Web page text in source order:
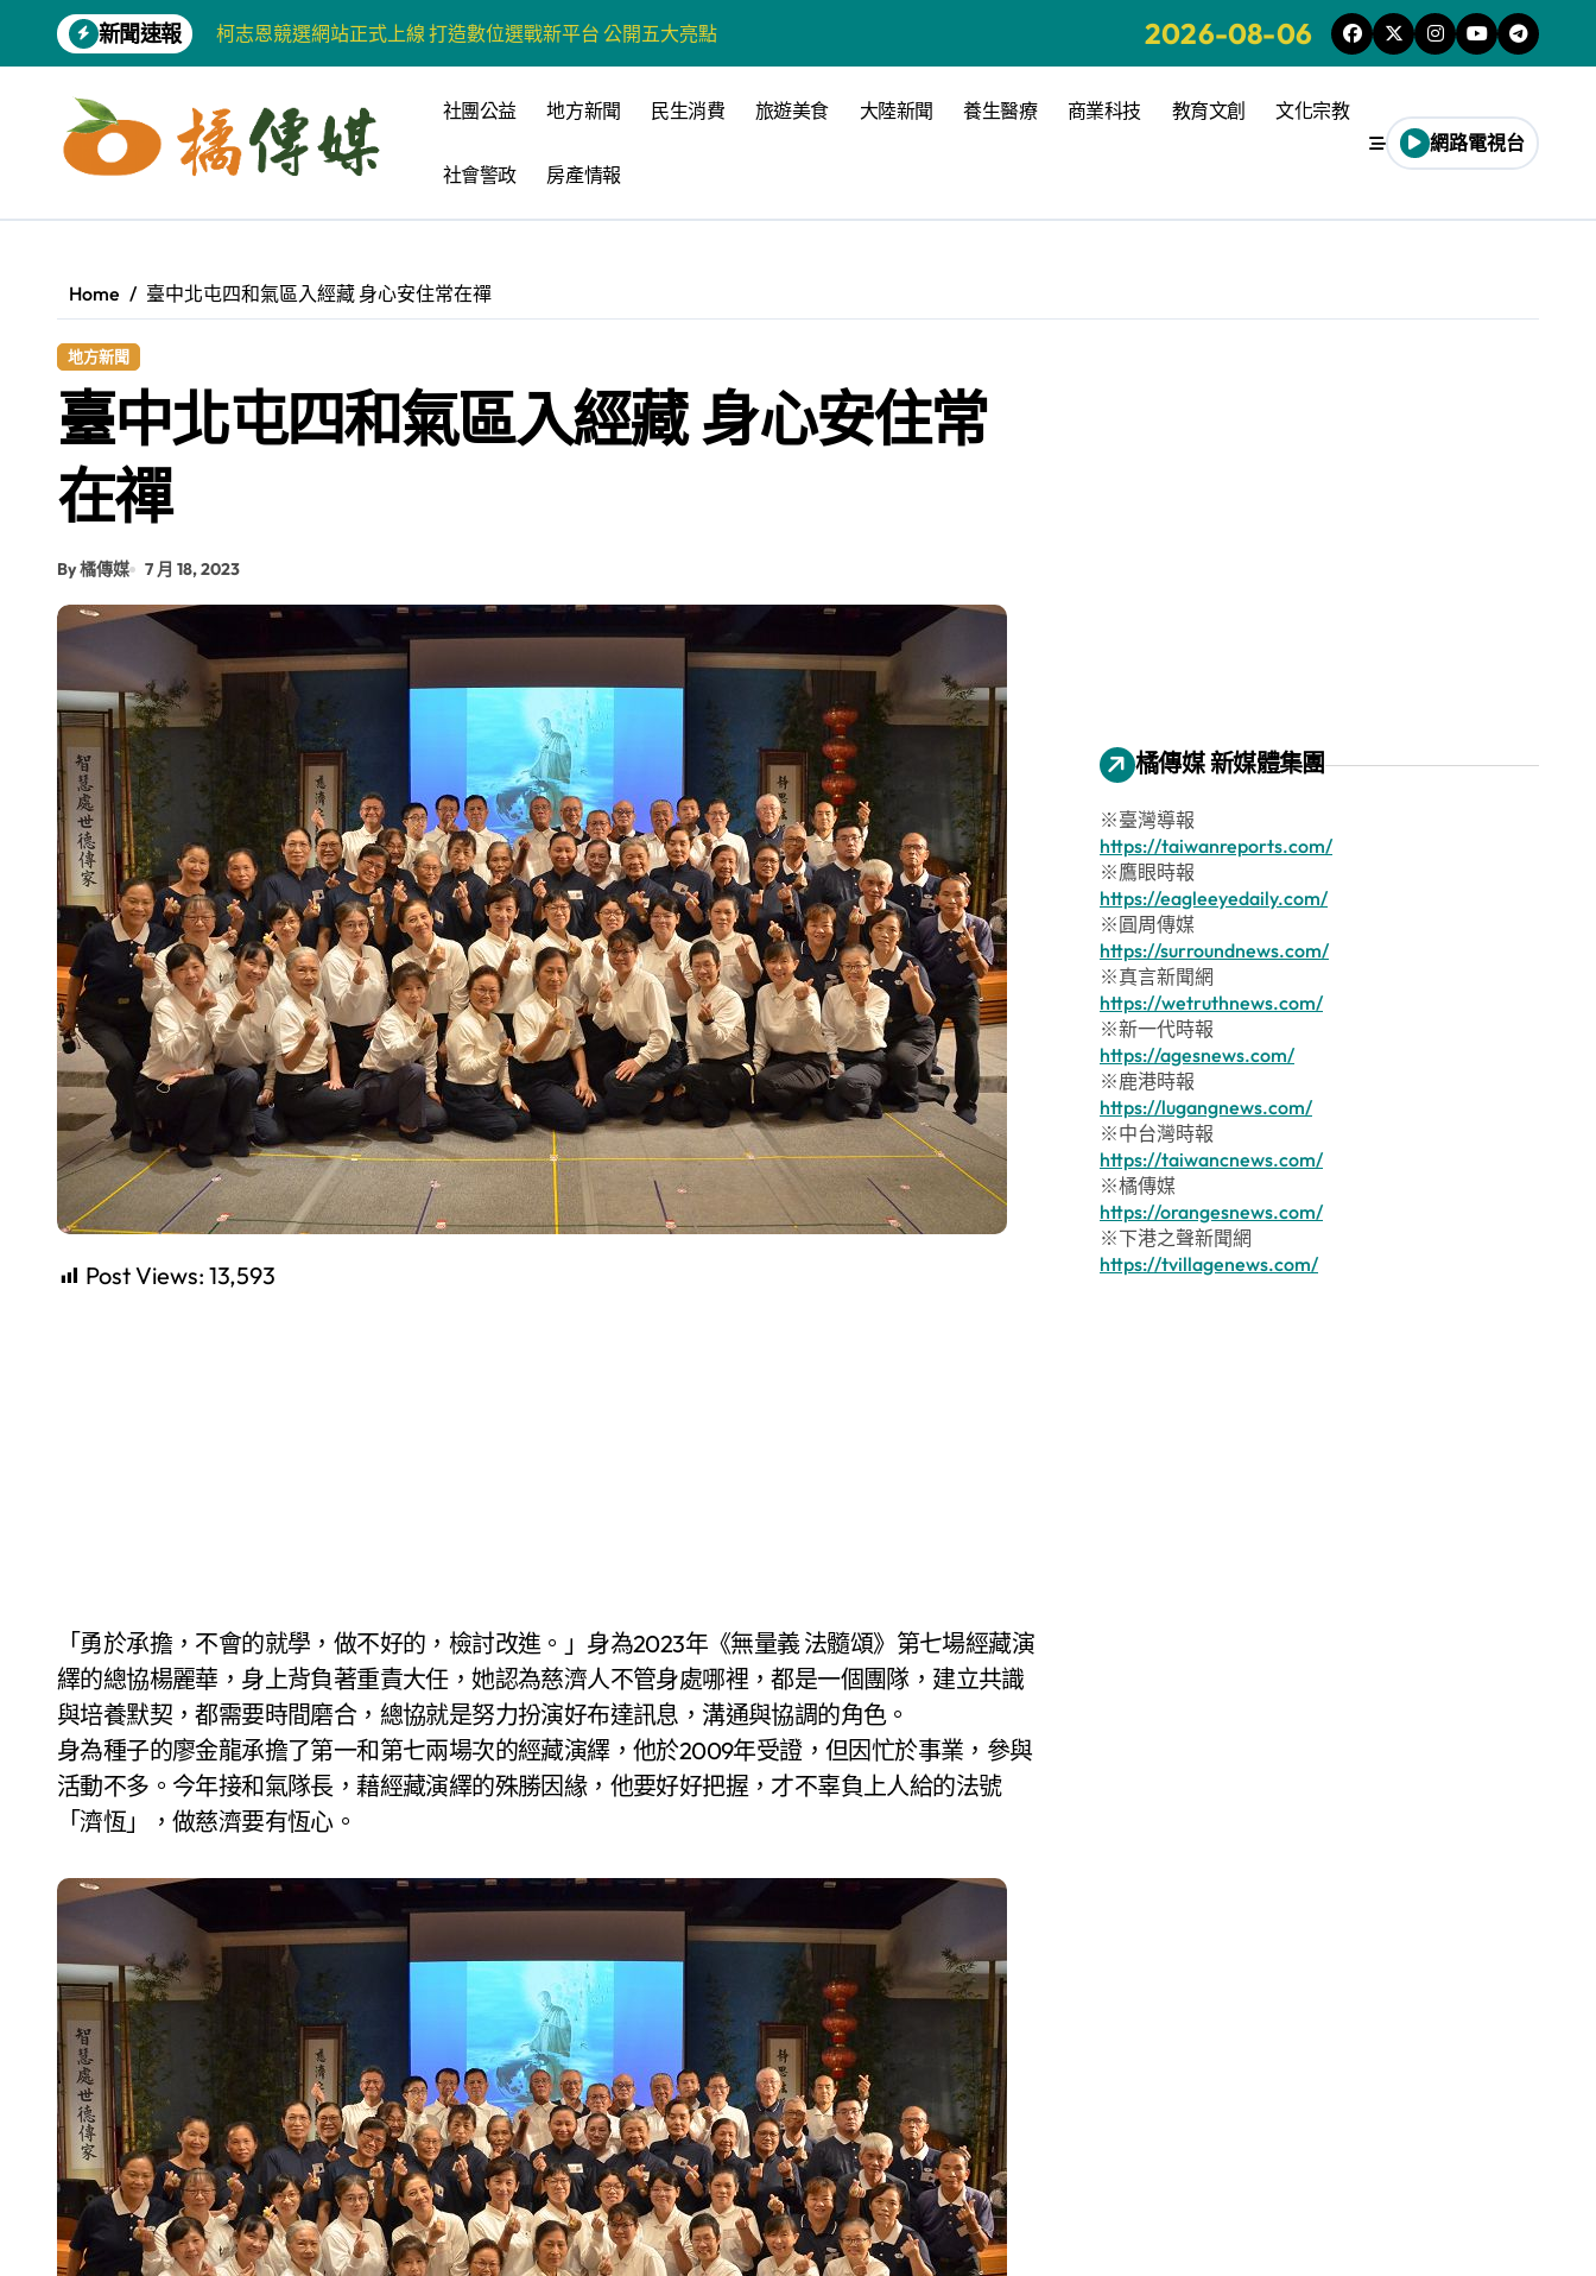
content
新聞速報
柯志恩競選網站正式上線 打造數位選戰新平台 公開五大亮點
藍綠市長參選人對無人載具條例互批 柯志恩：國民黨版才是「國防+產業」務實版
爭取原住民選票 柯志恩提原民5大政策 打造城鄉共好高雄
雅安 天府之肺裡的安逸密碼 一座被時光偏愛的巴適小城
高科大機電系與日本愛媛大學跨校合作 並感謝世豐螺絲捐助獎學金
四川雅安 千年古剎雲峰寺
2026-08-06
社團公益 地方新聞 民生消費 旅遊美食 大陸新聞 養生醫療 商業科技 教育文創 文化宗教
社會警政 房產情報
網路電視台
Home 臺中北屯四和氣區入經藏 身心安住常在禪
地方新聞
臺中北屯四和氣區入經藏 身心安住常
在禪
By 橘傳媒 7 月 18, 2023
Post Views: 13,593
「勇於承擔，不會的就學，做不好的，檢討改進。」身為2023年《無量義 法髓頌》第七場經藏演
繹的總協楊麗華，身上背負著重責大任，她認為慈濟人不管身處哪裡，都是一個團隊，建立共識
與培養默契，都需要時間磨合，總協就是努力扮演好布達訊息，溝通與協調的角色。
身為種子的廖金龍承擔了第一和第七兩場次的經藏演繹，他於2009年受證，但因忙於事業，參與
活動不多。今年接和氣隊長，藉經藏演繹的殊勝因緣，他要好好把握，才不辜負上人給的法號
「濟恆」，做慈濟要有恆心。
橘傳媒 新媒體集團
※臺灣導報
https://taiwanreports.com/
※鷹眼時報
https://eagleeyedaily.com/
※圓周傳媒
https://surroundnews.com/
※真言新聞網
https://wetruthnews.com/
※新一代時報
https://agesnews.com/
※鹿港時報
https://lugangnews.com/
※中台灣時報
https://taiwancnews.com/
※橘傳媒
https://orangesnews.com/
※下港之聲新聞網
https://tvillagenews.com/